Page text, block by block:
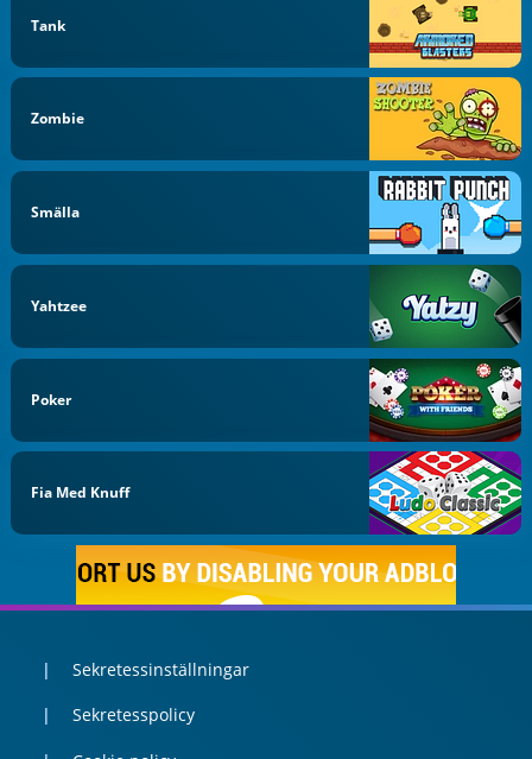
Tank
Zombie
Smälla
Yahtzee
Poker
Fia Med Knuff
Sekretessinställningar
Sekretesspolicy